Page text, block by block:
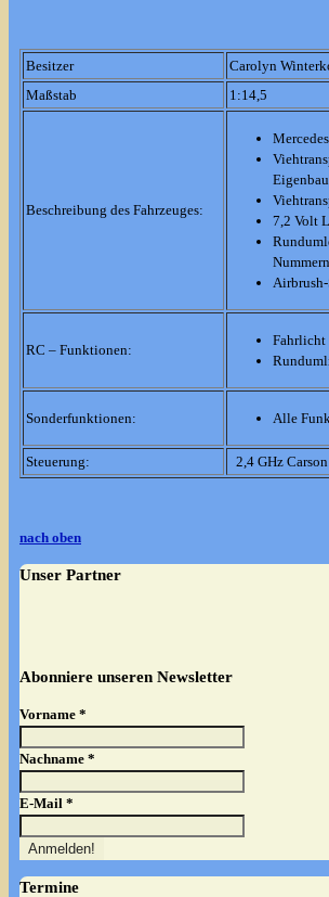
Besitzer
Carolyn
Maßstab
1:14,5
Beschreibung des Fahrzeuges:
7,2 Volt
RC – Funktionen:
Fahrlicht
Sonderfunktionen: Alle
Steuerung: 2,4 GHz
nach oben
Unser Partner
Abonniere unseren Newsletter
Vorname *
Nachname *
E-Mail *
Termine